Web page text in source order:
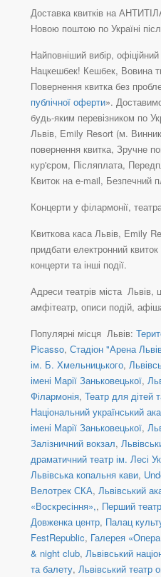
Доставка квитків на
Новою поштою по Україні
Найповніший вибір,
Нацкешбек! Кешбек, Вовина
Повернення квитка без
публічної оферти».
будь-яким перевізником по
Львів, Emily Resort (м.
повернення квитка, Зручне
кур'єром, Післяплата,
Квиток на e-mail, Безпечний
Концерти у філармонії,
Квиткова каса Львів, Emily
придбати електронний
концерти та інші події.
Адреси театрів міста Львів,
амфітеатр, описи подій,
Популярні місця Львів:
Picasso, Стадіон "Арена
ім. Б. Хмельницького,
імені Марії Заньковецької,
Філармонія, Театр для дітей
Національний український
імені Марії Заньковецької,
Залізничний вокзал,
драматичний театр ім. Лесі
Львівська копальня кави,
Велотрек СКА, Львівський
«Воскресіння»,, Перший театр
Довженка центр, Палац
FestRepublic, Галерея
& night club, Львівський
та балету, Львівський театр